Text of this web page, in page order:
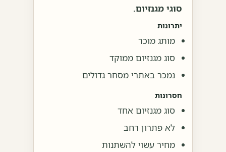
סוגי מגנזיום.
יתרונות
מותג מוכר
סוג מגנזיום ממוקד
נמכר באתרי מסחר גדולים
חסרונות
סוג מגנזיום אחד
לא פתרון רחב
מחיר עשוי להשתנות